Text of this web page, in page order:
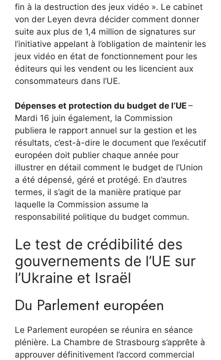
fin à la destruction des jeux vidéo ». Le cabinet
von der Leyen devra décider comment donner
suite aux plus de 1,4 million de signatures sur
l’initiative appelant à l’obligation de maintenir les
jeux vidéo en état de fonctionnement pour les
éditeurs qui les vendent ou les licencient aux
consommateurs dans l’UE.
Dépenses et protection du budget de l’UE –
Mardi 16 juin également, la Commission
publiera le rapport annuel sur la gestion et les
résultats, c’est-à-dire le document que l’exécutif
européen doit publier chaque année pour
illustrer en détail comment le budget de l’Union
a été dépensé, géré et protégé. En d’autres
termes, il s’agit de la manière pratique par
laquelle la Commission assume la
responsabilité politique du budget commun.
Le test de crédibilité des
gouvernements de l’UE sur
l’Ukraine et Israël
Du Parlement européen
Le Parlement européen se réunira en séance
plénière. La Chambre de Strasbourg s’apprête à
approuver définitivement l’accord commercial